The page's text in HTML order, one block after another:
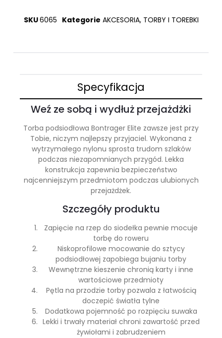
SKU6065 Kategorie AKCESORIA, TORBY I TOREBKI
Specyfikacja
Weź ze sobą i wydłuż przejażdżki
Torba podsiodłowa Bontrager Elite zawsze jest przy
Tobie, niczym najlepszy przyjaciel. Wykonana z
wytrzymałego nylonu sprosta trudom szlaków
podczas niezapomnianych przygód. Lekka
konstrukcja zapewnia bezpieczeństwo
najcenniejszym przedmiotom podczas ulubionych
przejażdżek.
Szczegóły produktu
Zapięcie na rzep do siodełka pewnie mocuje
torbę do roweru
Niskoprofilowe mocowanie do sztycy
podsiodłowej zapobiega bujaniu torby
Wewnętrzne kieszenie chronią karty i inne
wartościowe przedmioty
Pętla na przodzie torby pozwala z łatwością
doczepić światła tylne
Dodatkowa pojemność po rozpięciu suwaka
Lekki i trwały materiał chroni zawartość przed
żywiołami i zabrudzeniem